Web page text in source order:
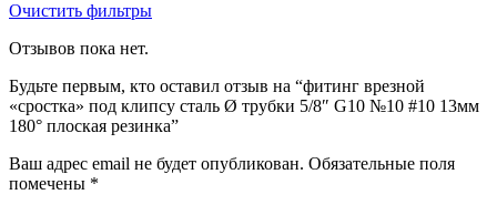
Очистить фильтры
Отзывов пока нет.
Будьте первым, кто оставил отзыв на “фитинг врезной
«сростка» под клипсу сталь Ø трубки 5/8″ G10 №10 #10 13мм
180° плоская резинка”
Ваш адрес email не будет опубликован. Обязательные поля
помечены *